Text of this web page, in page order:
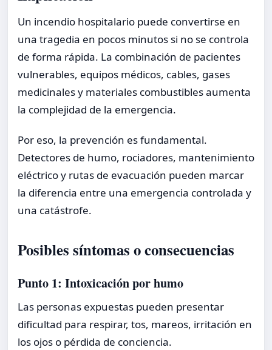
Un incendio hospitalario puede convertirse en
una tragedia en pocos minutos si no se controla
de forma rápida. La combinación de pacientes
vulnerables, equipos médicos, cables, gases
medicinales y materiales combustibles aumenta
la complejidad de la emergencia.
Por eso, la prevención es fundamental.
Detectores de humo, rociadores, mantenimiento
eléctrico y rutas de evacuación pueden marcar
la diferencia entre una emergencia controlada y
una catástrofe.
Posibles síntomas o consecuencias
Punto 1: Intoxicación por humo
Las personas expuestas pueden presentar
dificultad para respirar, tos, mareos, irritación en
los ojos o pérdida de conciencia.